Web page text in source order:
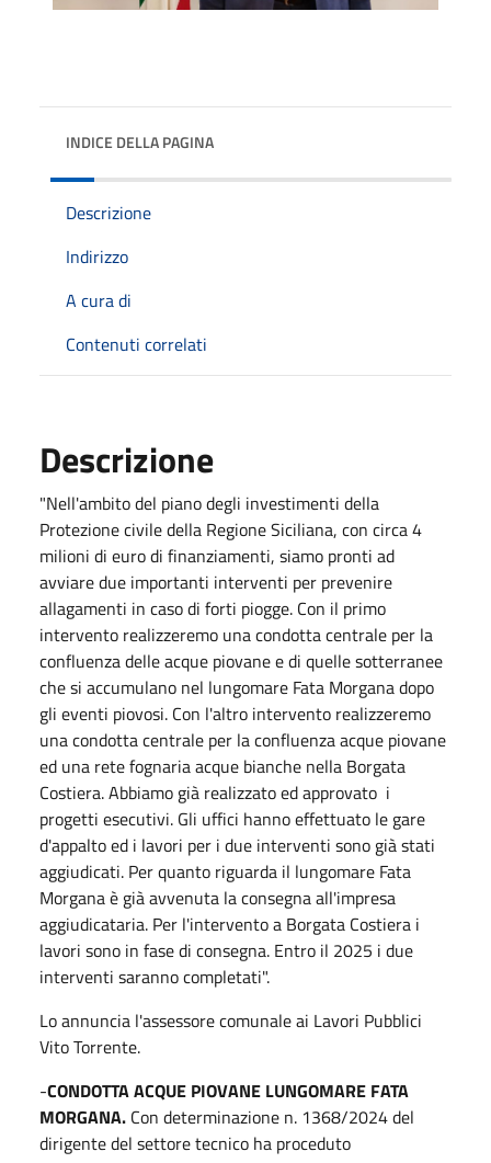
INDICE DELLA PAGINA
Descrizione
Indirizzo
A cura di
Contenuti correlati
Descrizione
"Nell'ambito del piano degli investimenti della
Protezione civile della Regione Siciliana, con circa 4
milioni di euro di finanziamenti, siamo pronti ad
avviare due importanti interventi per prevenire
allagamenti in caso di forti piogge. Con il primo
intervento realizzeremo una condotta centrale per la
confluenza delle acque piovane e di quelle sotterranee
che si accumulano nel lungomare Fata Morgana dopo
gli eventi piovosi. Con l'altro intervento realizzeremo
una condotta centrale per la confluenza acque piovane
ed una rete fognaria acque bianche nella Borgata
Costiera. Abbiamo già realizzato ed approvato i
progetti esecutivi. Gli uffici hanno effettuato le gare
d'appalto ed i lavori per i due interventi sono già stati
aggiudicati. Per quanto riguarda il lungomare Fata
Morgana è già avvenuta la consegna all'impresa
aggiudicataria. Per l'intervento a Borgata Costiera i
lavori sono in fase di consegna. Entro il 2025 i due
interventi saranno completati".
Lo annuncia l'assessore comunale ai Lavori Pubblici
Vito Torrente.
-CONDOTTA ACQUE PIOVANE LUNGOMARE FATA
MORGANA. Con determinazione n. 1368/2024 del
dirigente del settore tecnico ha proceduto